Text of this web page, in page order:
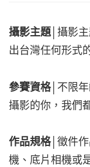
攝影主題│攝影
出台灣任何形式
參賽資格│不限
攝影的你，我們
作品規格│徵件
機、底片相機或